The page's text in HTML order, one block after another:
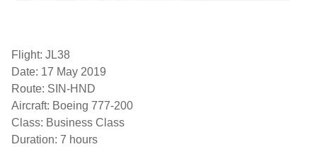
Flight: JL38
Date: 17 May 2019
Route: SIN-HND
Aircraft: Boeing 777-200
Class: Business Class
Duration: 7 hours